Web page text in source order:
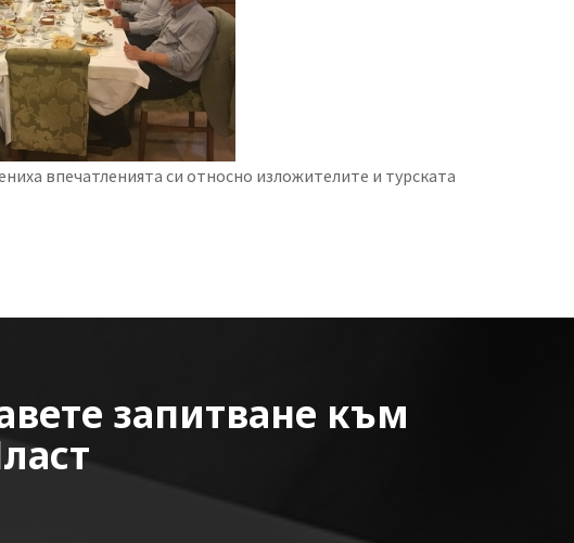
впечатленията си относно изложителите и турската
запитване към